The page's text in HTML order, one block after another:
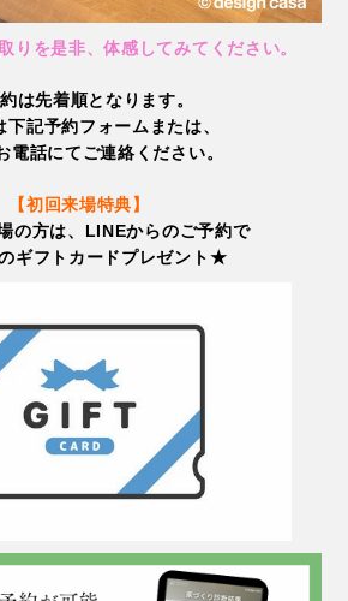
りを是非、体感してみてください。
は先着順となります。
下記予約フォームまたは、
電話にてご連絡ください。
【初回来場特典】
の方は、LINEからのご予約で
ギフトカードプレゼント★